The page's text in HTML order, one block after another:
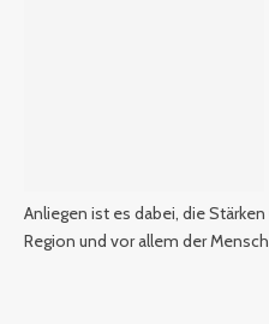
Anliegen ist es dabei, die
Region und vor allem der